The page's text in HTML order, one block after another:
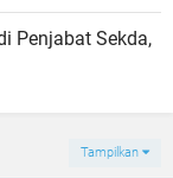
Penjabat Sekda,
Tampilkan